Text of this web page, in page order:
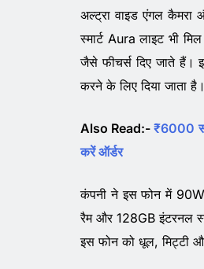
अल्ट्रा वाइड एंगल
स्मार्ट Aura लाइट भी
जैसे फीचर्स दिए जाते हैं।
करने के लिए दिया जाता है।
Also Read:-₹6000
करें ऑर्डर
कंपनी ने इस फोन में 90W
रैम और 128GB इंटरनल
इस फोन को धूल, मिट्टी